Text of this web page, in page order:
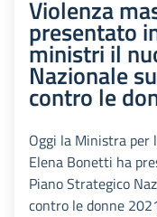
Violenza
presentato
ministri il
Nazionale
contro le
Oggi la Ministra
Elena Bonetti ha
Piano Strategico
contro le donne